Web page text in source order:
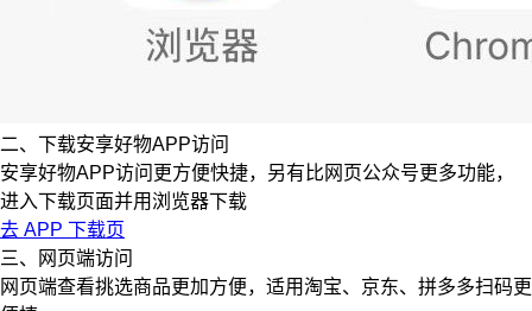
二、下载安享好物APP访问
安享好物APP访问更方便快捷，另有比网页公众号更多功能，
进入下载页面并用浏览器下载
去 APP 下载页
三、网页端访问
网页端查看挑选商品更加方便，适用淘宝、京东、拼多多扫码更